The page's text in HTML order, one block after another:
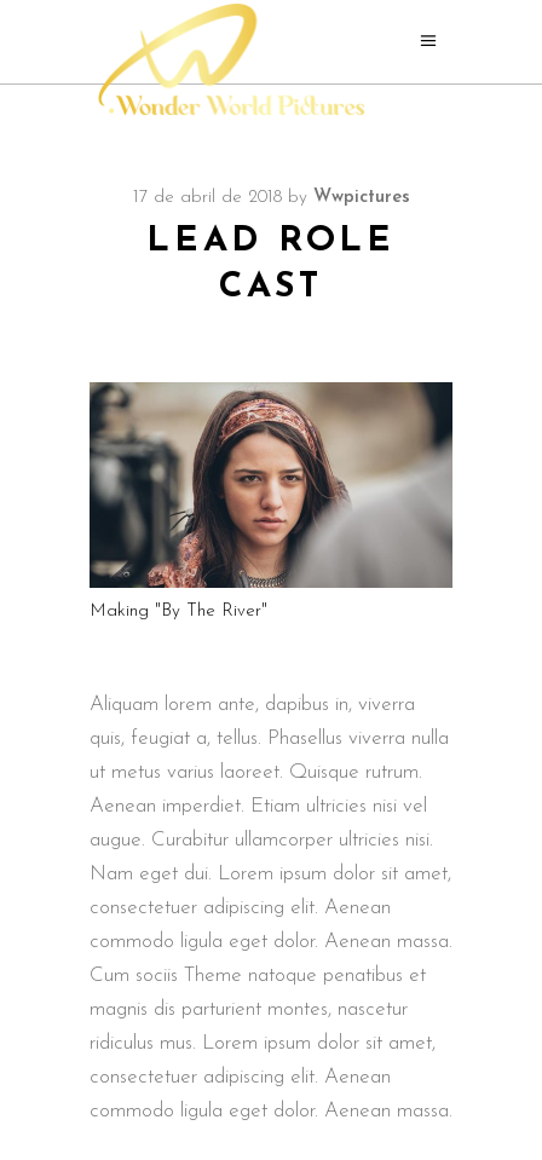
17 de abril de 2018 by Wwpictures
LEAD ROLE
CAST
Making "By The River"
Aliquam lorem ante, dapibus in, viverra
quis, feugiat a, tellus. Phasellus viverra nulla
ut metus varius laoreet. Quisque rutrum.
Aenean imperdiet. Etiam ultricies nisi vel
augue. Curabitur ullamcorper ultricies nisi.
Nam eget dui. Lorem ipsum dolor sit amet,
consectetuer adipiscing elit. Aenean
commodo ligula eget dolor. Aenean massa.
Cum sociis Theme natoque penatibus et
magnis dis parturient montes, nascetur
ridiculus mus. Lorem ipsum dolor sit amet,
consectetuer adipiscing elit. Aenean
commodo ligula eget dolor. Aenean massa.